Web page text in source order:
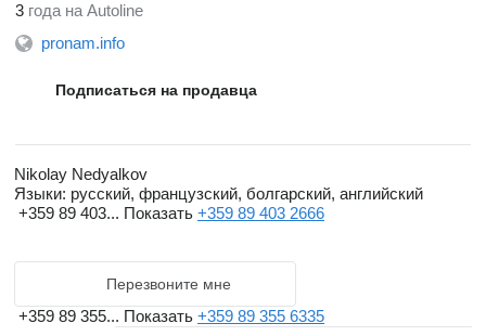
3 года на Autoline
pronam.info
Подписаться на продавца
Nikolay Nedyalkov
Языки: русский, французский, болгарский, английский
+359 89 403... Показать +359 89 403 2666
Перезвоните мне
+359 89 355... Показать +359 89 355 6335